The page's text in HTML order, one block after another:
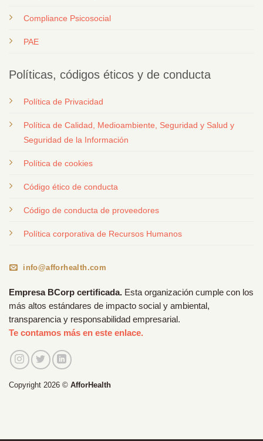
Compliance Psicosocial
PAE
Políticas, códigos éticos y de conducta
Política de Privacidad
Política de Calidad, Medioambiente, Seguridad y Salud y
Seguridad de la Información
Política de cookies
Código ético de conducta
Código de conducta de proveedores
Política corporativa de Recursos Humanos
info@afforhealth.com
Empresa BCorp certificada. Esta organización cumple con los
más altos estándares de impacto social y ambiental,
transparencia y responsabilidad empresarial.
Te contamos más en este enlace.
Copyright 2026 © AfforHealth